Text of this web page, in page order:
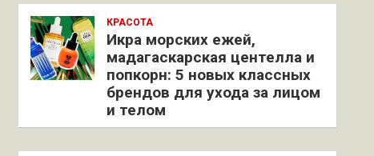
КРАСОТА
Икра морских ежей,
мадагаскарская центелла и
попкорн: 5 новых классных
брендов для ухода за лицом
и телом